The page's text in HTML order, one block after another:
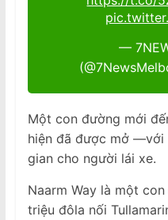
—
Một con đường mới
hiện đã được mở —với
gian cho người lái xe.
Naarm Way là một
triệu đôla nối